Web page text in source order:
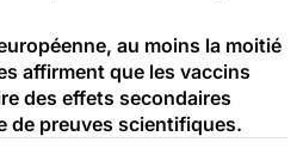
au moins la moitié
affirment que les vaccins
des effets secondaires
de preuves scientifiques.